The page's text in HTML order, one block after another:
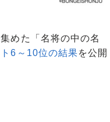
めた「名将の中の名
6～10位の結果を公開